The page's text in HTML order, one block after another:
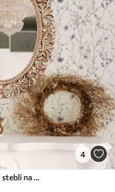
4
Majhne divje cvetlice s tankimi stebli na svetlem ozadju